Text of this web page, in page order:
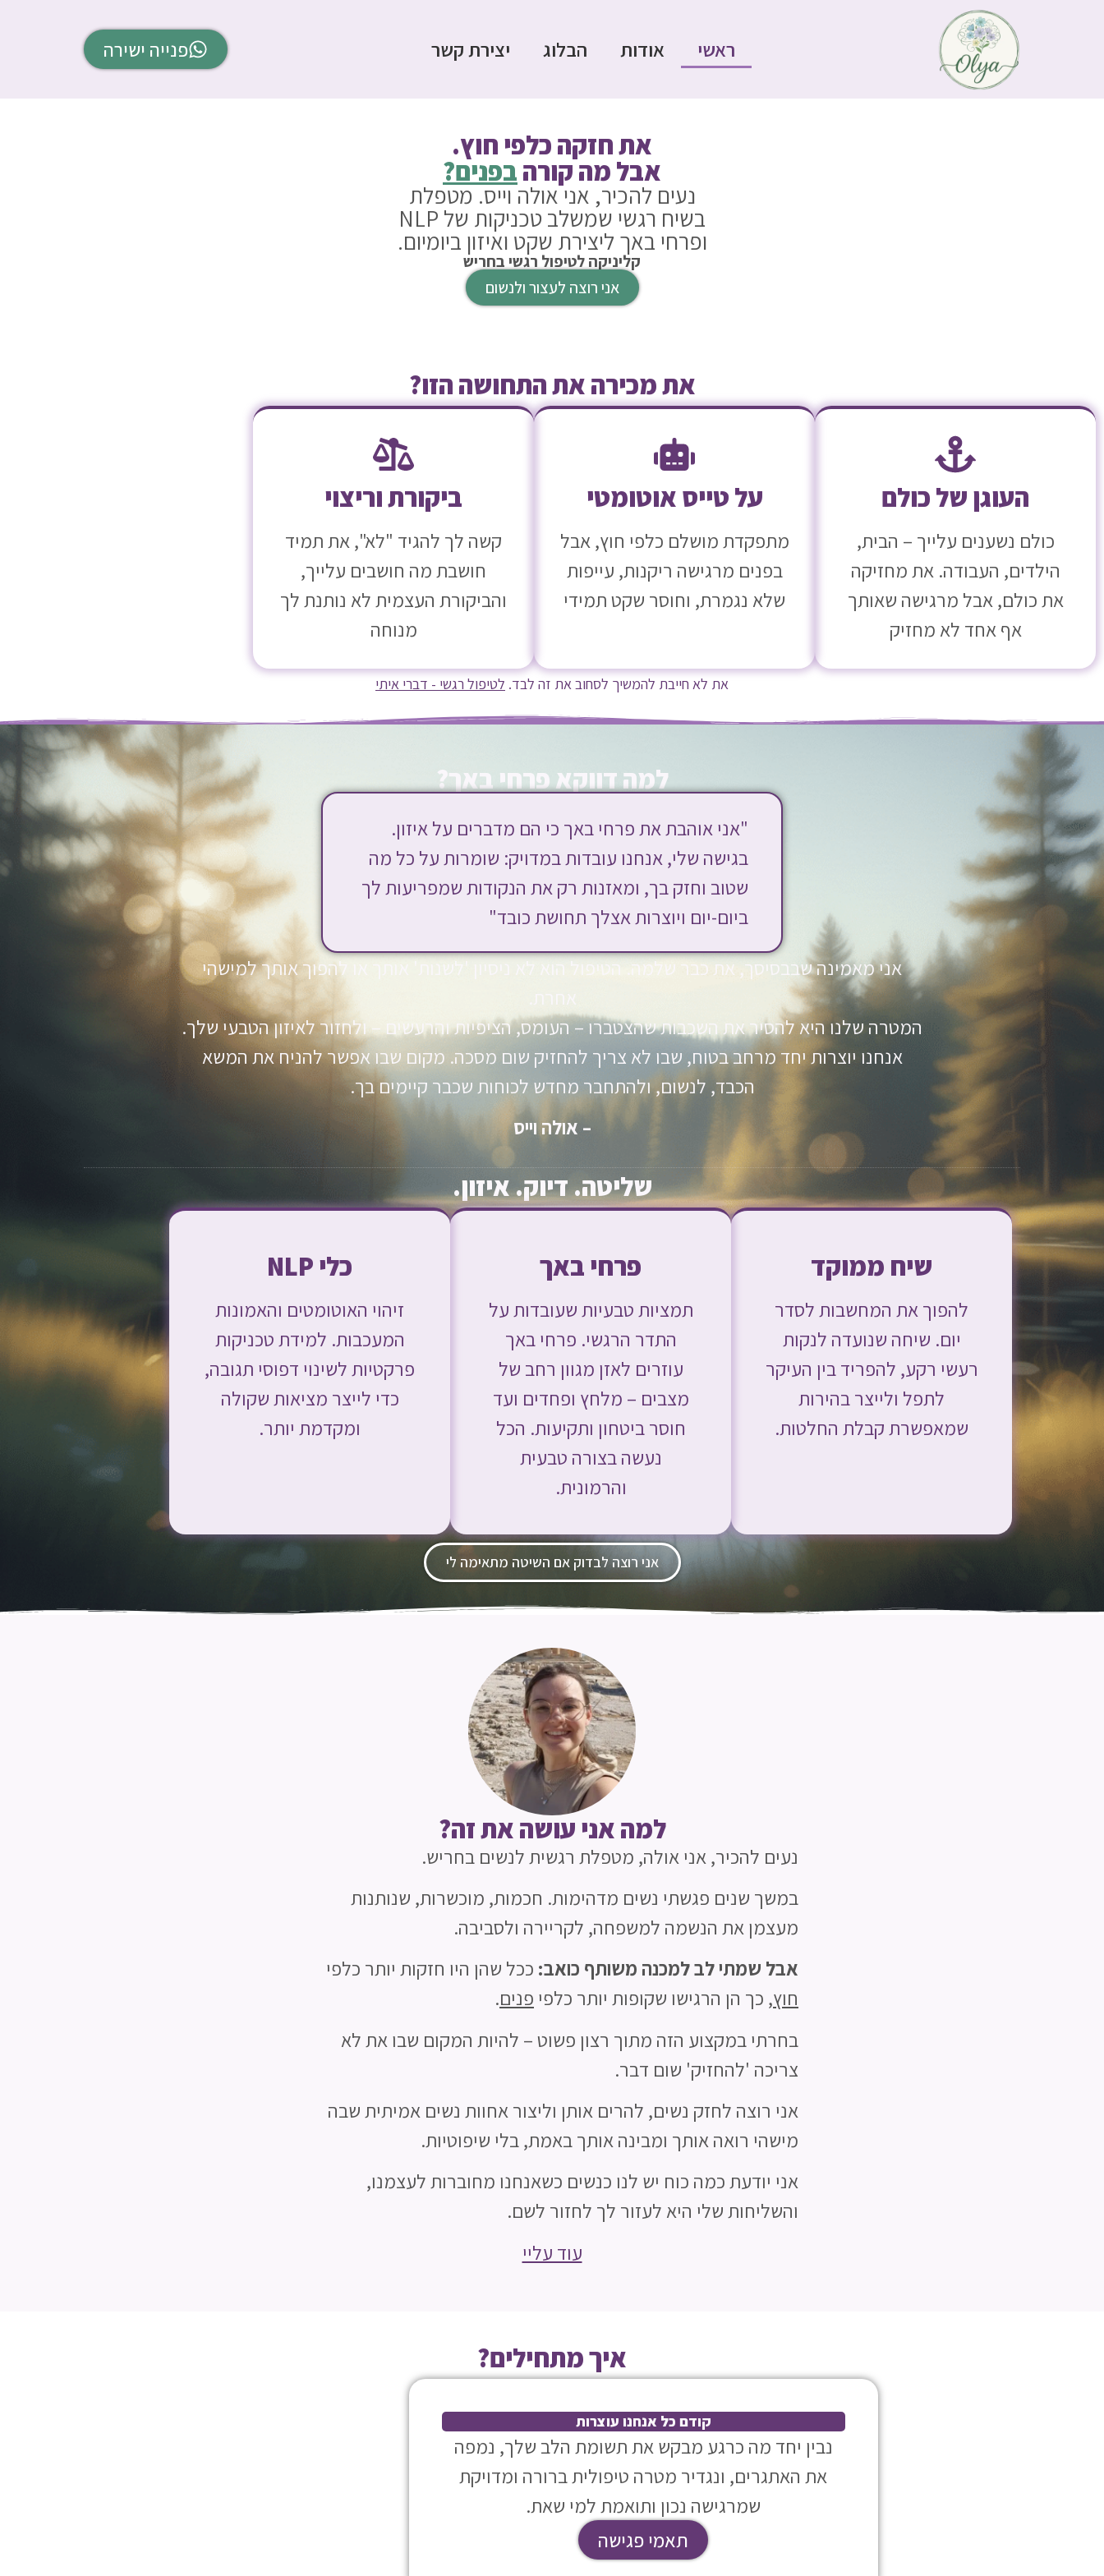
ראשי אודות הבלוג יצירת קשר פנייה ישירה
את חזקה כלפי חוץ.
אבל מה קורהבפנים?
נעים להכיר, אני אולה וייס. מטפלת
בשיח רגשי שמשלב טכניקות של NLP
ופרחי באך ליצירת שקט ואיזון ביומיום.
קליניקה לטיפול רגשי בחריש
אני רוצה לעצור ולנשום
את מכירה את התחושה הזו?
העוגן של כולם
כולם נשענים עלייך – הבית,
הילדים, העבודה. את מחזיקה
את כולם, אבל מרגישה שאותך
אף אחד לא מחזיק
על טייס אוטומטי
מתפקדת מושלם כלפי חוץ, אבל
בפנים מרגישה ריקנות, עייפות
שלא נגמרת, וחוסר שקט תמידי
ביקורת וריצוי
קשה לך להגיד "לא", את תמיד
חושבת מה חושבים עלייך,
והביקורת העצמית לא נותנת לך
מנוחה
את לא חייבת להמשיך לסחוב את זה לבד. לטיפול רגשי - דברי איתי
למה דווקא פרחי באך?
"אני אוהבת את פרחי באך כי הם מדברים על איזון.
בגישה שלי, אנחנו עובדות במדויק: שומרות על כל מה
שטוב וחזק בך, ומאזנות רק את הנקודות שמפריעות לך
ביום-יום ויוצרות אצלך תחושת כובד"
אני מאמינה שבבסיסך, את כבר שלמה. הטיפול הוא לא ניסיון 'לשנות' אותך או להפוך אותך למישהי
אחרת.
המטרה שלנו היא להסיר את השכבות שהצטברו – העומס, הציפיות והרעשים – ולחזור לאיזון הטבעי שלך.
אנחנו יוצרות יחד מרחב בטוח, שבו לא צריך להחזיק שום מסכה. מקום שבו אפשר להניח את המשא
הכבד, לנשום, ולהתחבר מחדש לכוחות שכבר קיימים בך.
– אולה וייס
שליטה. דיוק. איזון.
שיח ממוקד
להפוך את המחשבות לסדר
יום. שיחה שנועדה לנקות
רעשי רקע, להפריד בין העיקר
לתפל ולייצר בהירות
שמאפשרת קבלת החלטות.
פרחי באך
תמציות טבעיות שעובדות על
התדר הרגשי. פרחי באך
עוזרים לאזן מגוון רחב של
מצבים – מלחץ ופחדים ועד
חוסר ביטחון ותקיעות. הכל
נעשה בצורה טבעית
והרמונית.
כלי NLP
זיהוי האוטומטים והאמונות
המעכבות. למידת טכניקות
פרקטיות לשינוי דפוסי תגובה,
כדי לייצר מציאות שקולה
ומקדמת יותר.
אני רוצה לבדוק אם השיטה מתאימה לי
למה אני עושה את זה?
נעים להכיר, אניאולה, מטפלת רגשית לנשים בחריש.
במשך שנים פגשתי נשים מדהימות. חכמות, מוכשרות, שנותנות
מעצמן את הנשמה למשפחה, לקריירה ולסביבה.
אבל שמתי לב למכנה משותף כואב: ככל שהן היו חזקות יותר כלפי
חוץ, כך הן הרגישו שקופות יותר כלפי פנים.
בחרתי במקצוע הזה מתוך רצון פשוט– להיות המקום שבו את לא
צריכה 'להחזיק' שום דבר.
אני רוצה לחזק נשים, להרים אותן וליצור אחוות נשים אמיתית שבה
מישהי רואה אותך ומבינה אותך באמת, בלי שיפוטיות.
אני יודעת כמה כוח יש לנו כנשים כשאנחנו מחוברות לעצמנו,
והשליחות שלי היא לעזור לך לחזור לשם.
עוד עליי
איך מתחילים?
קודם כל אנחנו עוצרות
נבין יחד מה כרגע מבקש את תשומת הלב שלך, נמפה
את האתגרים, ונגדיר מטרה טיפולית ברורה ומדויקת
שמרגישה נכון ותואמת למי שאת.
תאמי פגישה